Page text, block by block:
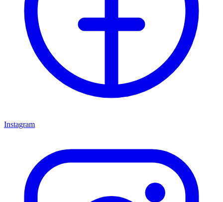
Instagram